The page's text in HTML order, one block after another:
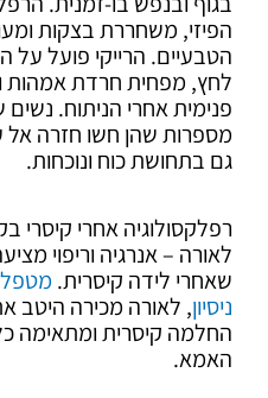
הפיזי, משחררת בצקות
הטבעיים. הרייקי פועל
לחץ, מפחית חרדת אמהות
פנימית אחרי הניתוח.
מספרות שהן חשו חזרה אל
גם בתחושת כוח ונוכחות.
רפלקסולוגיה אחרי קיסרי
לאורה – אנרגיה וריפוי
שאחרי לידה קיסרית.
ניסיון, לאורה מכירה היטב
החלמה קיסרית ומתאימה
האמא.